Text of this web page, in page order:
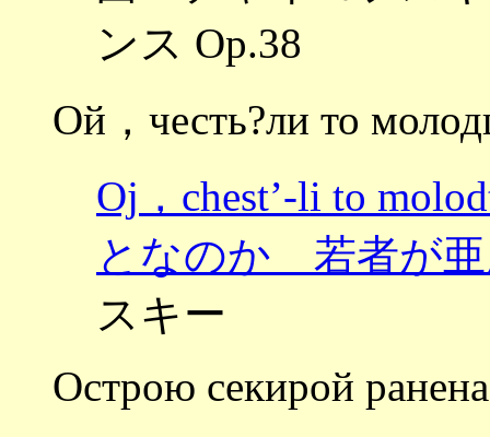
ンス Op.38
Ой，честь?ли то
Oj，chest’-li to
となのか 若者が
スキー
Острою секирой